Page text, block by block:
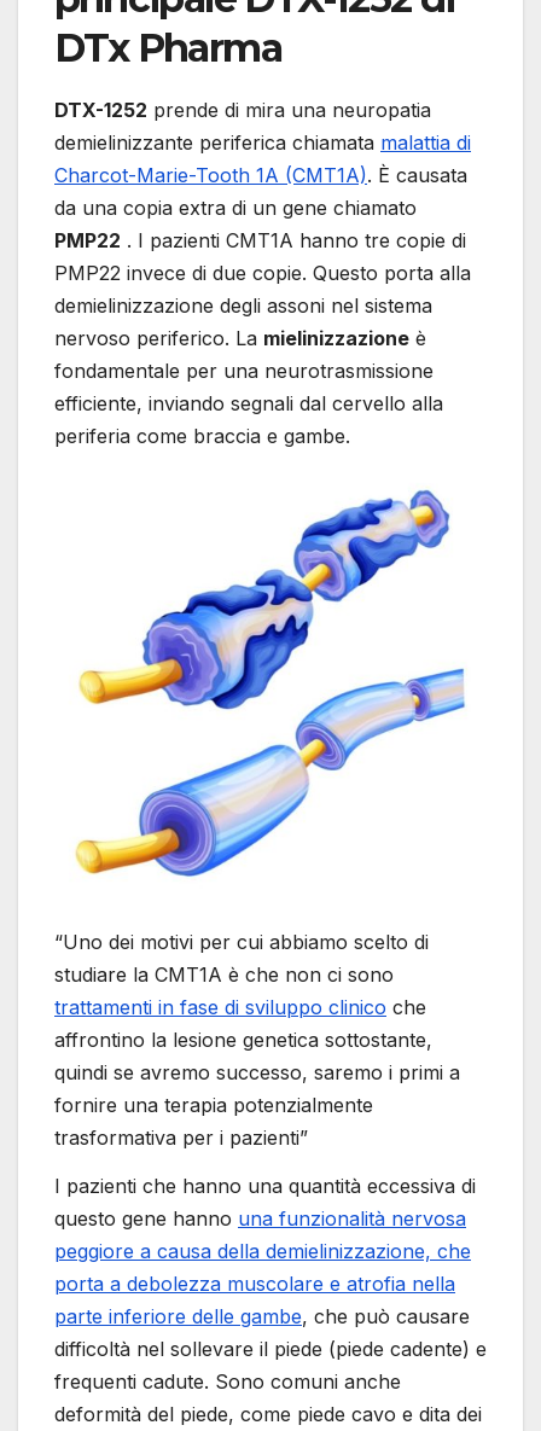
DTx Pharma
DTX-1252 prende di mira una neuropatia
demielinizzante periferica chiamata malattia di
Charcot-Marie-Tooth 1A (CMT1A). È causata
da una copia extra di un gene chiamato
PMP22 . I pazienti CMT1A hanno tre copie di
PMP22 invece di due copie. Questo porta alla
demielinizzazione degli assoni nel sistema
nervoso periferico. La mielinizzazione è
fondamentale per una neurotrasmissione
efficiente, inviando segnali dal cervello alla
periferia come braccia e gambe.
“Uno dei motivi per cui abbiamo scelto di
studiare la CMT1A è che non ci sono
trattamenti in fase di sviluppo clinico che
affrontino la lesione genetica sottostante,
quindi se avremo successo, saremo i primi a
fornire una terapia potenzialmente
trasformativa per i pazienti”
I pazienti che hanno una quantità eccessiva di
questo gene hanno una funzionalità nervosa
peggiore a causa della demielinizzazione, che
porta a debolezza muscolare e atrofia nella
parte inferiore delle gambe, che può causare
difficoltà nel sollevare il piede (piede cadente) e
frequenti cadute. Sono comuni anche
deformità del piede, come piede cavo e dita dei